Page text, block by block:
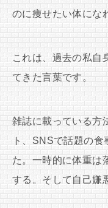
のに痩せたい体にな
これは、過去の私自
てきた言葉です。
雑誌に載っている方
ト、SNSで話題の
た。一時的に体重は
する。そして自己嫌